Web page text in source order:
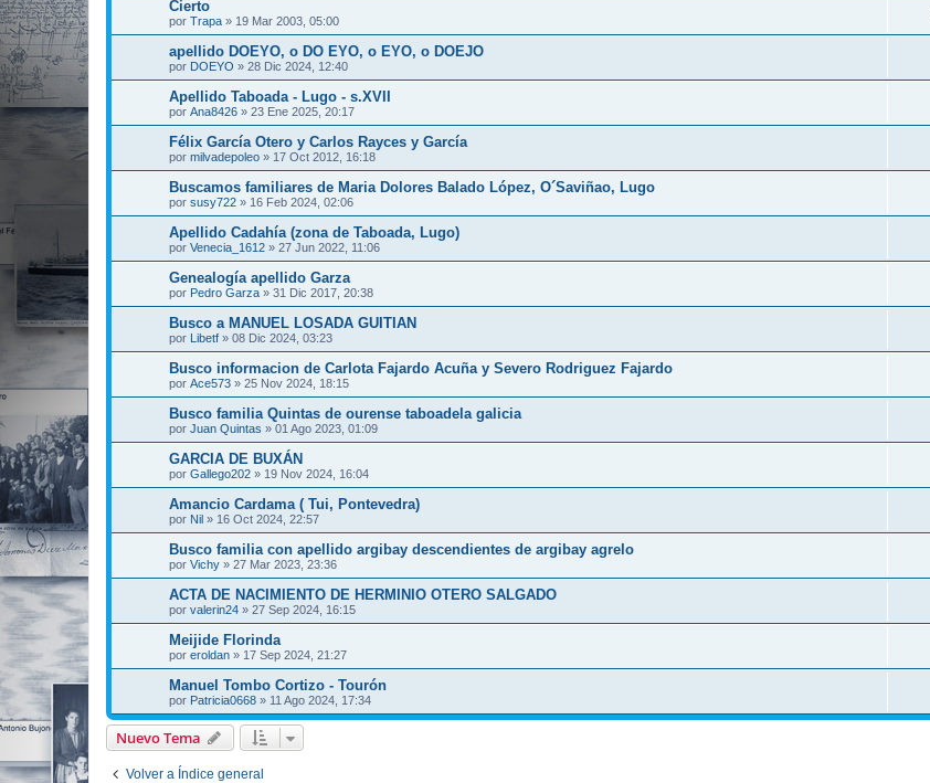
Cierto
por Trapa » 19 Mar 2003, 05:00
apellido DOEYO, o DO EYO, o EYO, o DOEJO
por DOEYO » 28 Dic 2024, 12:40
Apellido Taboada - Lugo - s.XVII
por Ana8426 » 23 Ene 2025, 20:17
Félix García Otero y Carlos Rayces y García
por milvadepoleo » 17 Oct 2012, 16:18
Buscamos familiares de Maria Dolores Balado López, O´Saviñao, Lugo
por susy722 » 16 Feb 2024, 02:06
Apellido Cadahía (zona de Taboada, Lugo)
por Venecia_1612 » 27 Jun 2022, 11:06
Genealogía apellido Garza
por Pedro Garza » 31 Dic 2017, 20:38
Busco a MANUEL LOSADA GUITIAN
por Libetf » 08 Dic 2024, 03:23
Busco informacion de Carlota Fajardo Acuña y Severo Rodriguez Fajardo
por Ace573 » 25 Nov 2024, 18:15
Busco familia Quintas de ourense taboadela galicia
por Juan Quintas » 01 Ago 2023, 01:09
GARCIA DE BUXÁN
por Gallego202 » 19 Nov 2024, 16:04
Amancio Cardama ( Tui, Pontevedra)
por Nil » 16 Oct 2024, 22:57
Busco familia con apellido argibay descendientes de argibay agrelo
por Vichy » 27 Mar 2023, 23:36
ACTA DE NACIMIENTO DE HERMINIO OTERO SALGADO
por valerin24 » 27 Sep 2024, 16:15
Meijide Florinda
por eroldan » 17 Sep 2024, 21:27
Manuel Tombo Cortizo - Tourón
por Patricia0668 » 11 Ago 2024, 17:34
Nuevo Tema
Volver a Índice general